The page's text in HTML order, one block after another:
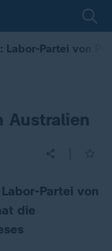
Labor-Partei von
Australien
Partei von
die